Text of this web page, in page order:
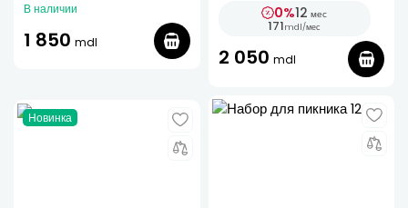
В наличии
1 850 mdl
0%12 мес
171mdl/мес
2 050 mdl
Новинка